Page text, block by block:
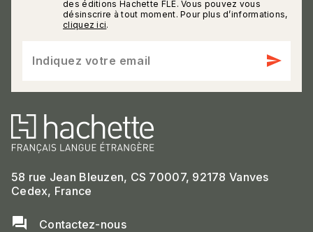
des éditions Hachette FLE. Vous pouvez vous
désinscrire à tout moment. Pour plus d’informations,
cliquez ici.
Indiquez votre email send
58 rue Jean Bleuzen, CS 70007, 92178 Vanves
Cedex, France
question_answer Contactez-nous